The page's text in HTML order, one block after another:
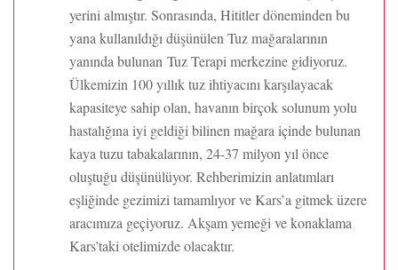
yerini almıştır. Sonrasında, Hititler döneminden bu
yana kullanıldığı düşünülen Tuz mağaralarının
yanında bulunan Tuz Terapi merkezine gidiyoruz.
Ülkemizin 100 yıllık tuz ihtiyacını karşılayacak
kapasiteye sahip olan, havanın birçok solunum yolu
hastalığına iyi geldiği bilinen mağara içinde bulunan
kaya tuzu tabakalarının, 24-37 milyon yıl önce
oluştuğu düşünülüyor. Rehberimizin anlatımları
eşliğinde gezimizi tamamlıyor ve Kars’a gitmek üzere
aracımıza geçiyoruz. Akşam yemeği ve konaklama
Kars’taki otelimizde olacaktır.